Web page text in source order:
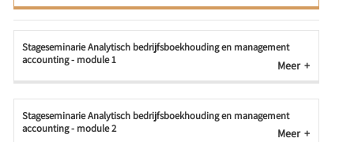
Stageseminarie Analytisch bedrijfsboekhouding en management
accounting - module 1
Meer
Stageseminarie Analytisch bedrijfsboekhouding en management
accounting - module 2
Meer